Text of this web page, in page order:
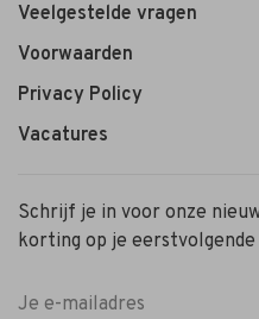
Veelgestelde vragen
Voorwaarden
Privacy Policy
Vacatures
Schrijf je in voor onze
korting op je